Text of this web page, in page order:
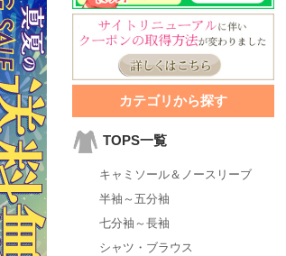
カテゴリから探す
TOPS一覧
キャミソール＆ノースリーブ
半袖～五分袖
七分袖～長袖
シャツ・ブラウス